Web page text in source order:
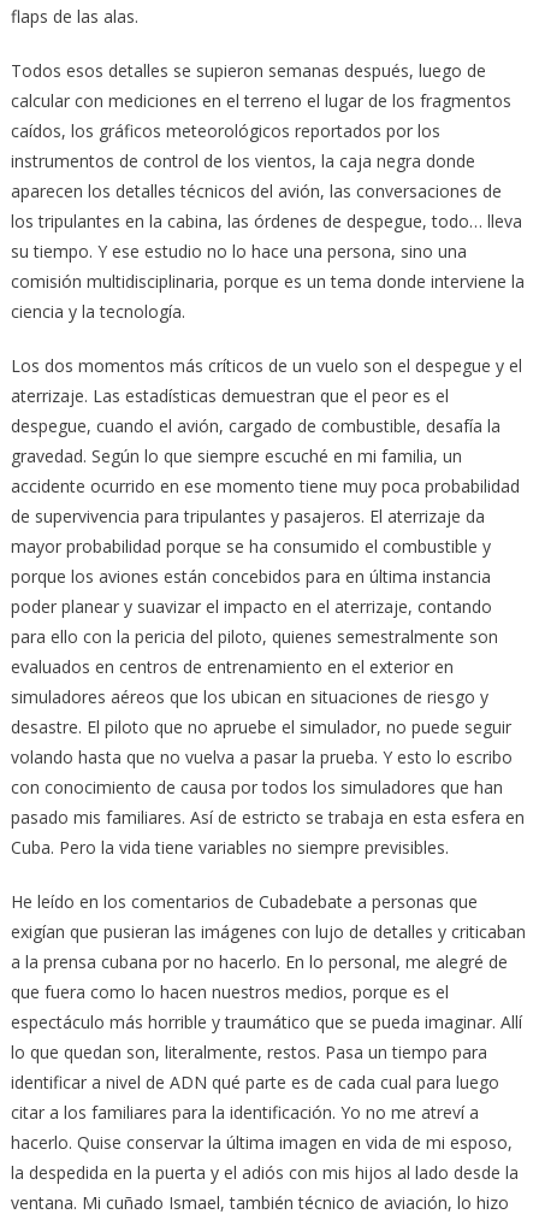
flaps de las alas.
Todos esos detalles se supieron semanas después, luego de
calcular con mediciones en el terreno el lugar de los fragmentos
caídos, los gráficos meteorológicos reportados por los
instrumentos de control de los vientos, la caja negra donde
aparecen los detalles técnicos del avión, las conversaciones de
los tripulantes en la cabina, las órdenes de despegue, todo… lleva
su tiempo. Y ese estudio no lo hace una persona, sino una
comisión multidisciplinaria, porque es un tema donde interviene la
ciencia y la tecnología.
Los dos momentos más críticos de un vuelo son el despegue y el
aterrizaje. Las estadísticas demuestran que el peor es el
despegue, cuando el avión, cargado de combustible, desafía la
gravedad. Según lo que siempre escuché en mi familia, un
accidente ocurrido en ese momento tiene muy poca probabilidad
de supervivencia para tripulantes y pasajeros. El aterrizaje da
mayor probabilidad porque se ha consumido el combustible y
porque los aviones están concebidos para en última instancia
poder planear y suavizar el impacto en el aterrizaje, contando
para ello con la pericia del piloto, quienes semestralmente son
evaluados en centros de entrenamiento en el exterior en
simuladores aéreos que los ubican en situaciones de riesgo y
desastre. El piloto que no apruebe el simulador, no puede seguir
volando hasta que no vuelva a pasar la prueba. Y esto lo escribo
con conocimiento de causa por todos los simuladores que han
pasado mis familiares. Así de estricto se trabaja en esta esfera en
Cuba. Pero la vida tiene variables no siempre previsibles.
He leído en los comentarios de Cubadebate a personas que
exigían que pusieran las imágenes con lujo de detalles y criticaban
a la prensa cubana por no hacerlo. En lo personal, me alegré de
que fuera como lo hacen nuestros medios, porque es el
espectáculo más horrible y traumático que se pueda imaginar. Allí
lo que quedan son, literalmente, restos. Pasa un tiempo para
identificar a nivel de ADN qué parte es de cada cual para luego
citar a los familiares para la identificación. Yo no me atreví a
hacerlo. Quise conservar la última imagen en vida de mi esposo,
la despedida en la puerta y el adiós con mis hijos al lado desde la
ventana. Mi cuñado Ismael, también técnico de aviación, lo hizo